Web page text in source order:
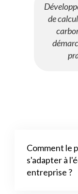
de
Comment le
s'adapter à
entreprise ?